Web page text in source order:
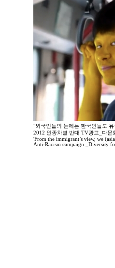
"외국인들의 눈에는 한국인들도
2012 인종차별 반대 TV광고_다문
'From the immigrant’s view, we
Anti-Racism campaign _Diversity